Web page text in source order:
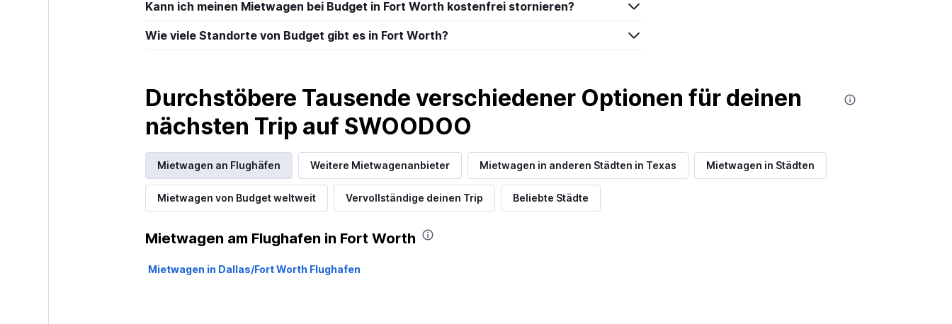
Kann ich meinen Mietwagen bei Budget in Fort Worth kostenfrei stornieren?
Wie viele Standorte von Budget gibt es in Fort Worth?
Durchstöbere Tausende verschiedener Optionen für deinen
nächsten Trip auf SWOODOO
Mietwagen an Flughäfen Weitere Mietwagenanbieter Mietwagen in anderen Städten in Texas Mietwagen in Städten
Mietwagen von Budget weltweit Vervollständige deinen Trip Beliebte Städte
Mietwagen am Flughafen in Fort Worth
Mietwagen in Dallas/Fort Worth Flughafen